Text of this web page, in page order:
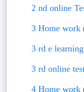
2 nd online
3 Home work
3 rd e
3 rd online
4 Home work